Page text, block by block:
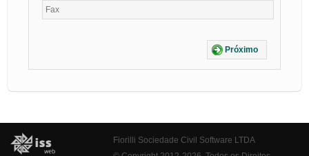
Próximo
Fiorilli Sociedade Civil Software LTDA